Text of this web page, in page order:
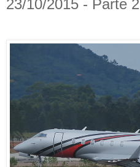
23/10/2015 - Parte 2